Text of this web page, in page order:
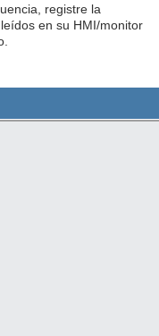
registre la
en su HMI/monitor